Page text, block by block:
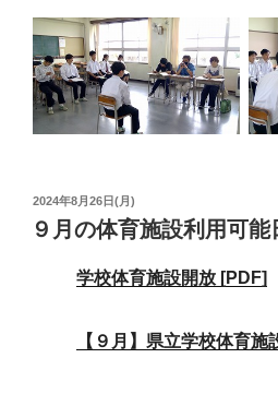
投
稿
日:
2024年8月26日(月)
９月の体育施設利用可
学校体育施設開放 [PDF]
【９月】県立学校体育